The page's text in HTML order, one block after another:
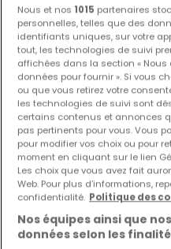
Vous n'avez pas
intéressent ? Ces
pourraient vous
Nous et nos 1015 partenaires
personnelles, telles que des
identifiants uniques, sur votre
tout, les technologies de suivi
affichées dans la section «
données pour fournir ». Si vous
ou que vous retirez votre
les technologies de suivi sont
certains contenus et annonces
pas pertinents pour vous. Vous
pour modifier vos choix ou pour
moment en cliquant sur le lien
Les choix que vous avez fait
Web. Pour plus d’informations,
confidentialité. Politique des
Nos équipes ainsi que
données selon les